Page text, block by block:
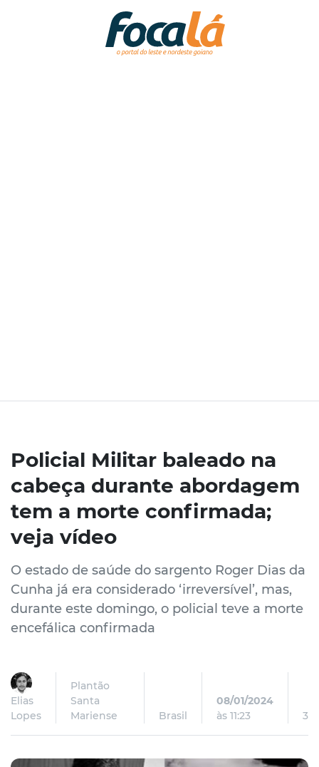
Policial Militar baleado na
cabeça durante abordagem
tem a morte confirmada;
veja vídeo
O estado de saúde do sargento Roger Dias da
Cunha já era considerado ‘irreversível’, mas,
durante este domingo, o policial teve a morte
encefálica confirmada
Elias
Lopes
Plantão
Santa
Mariense
Brasil
08/01/2024
às 11:23
3